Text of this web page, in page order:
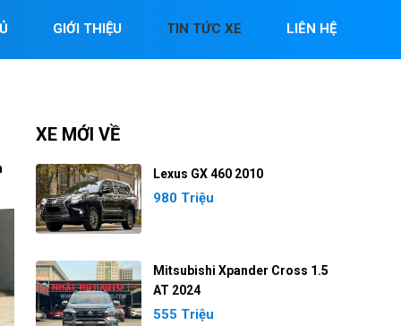
GIỚI THIỆU TIN TỨC XE LIÊN HỆ
XE MỚI VỀ
Lexus GX 460 2010
980 Triệu
Mitsubishi Xpander Cross 1.5
AT 2024
555 Triệu